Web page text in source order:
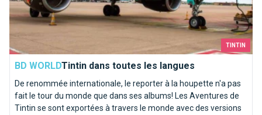
TINTIN
BD WORLDTintin dans toutes les langues
De renommée internationale, le reporter à la houpette n'a pas
fait le tour du monde que dans ses albums! Les Aventures de
Tintin se sont exportées à travers le monde avec des versions